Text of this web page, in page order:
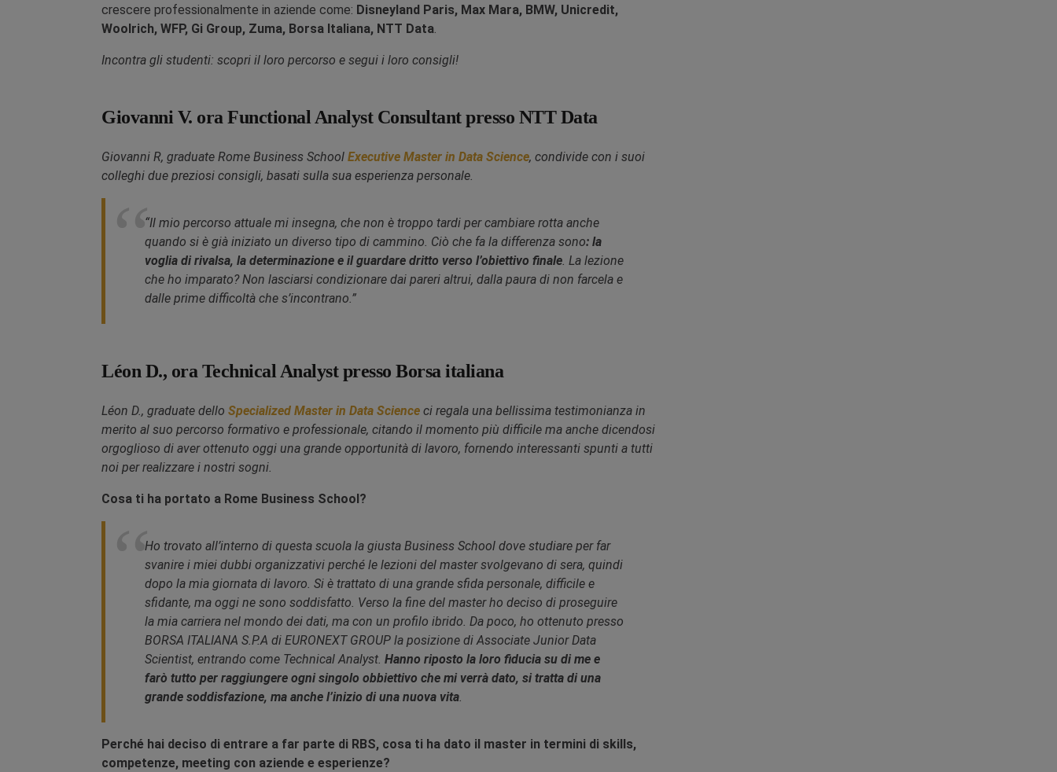
crescere professionalmente in aziende come: Disneyland Paris, Max Mara, BMW, Unicredit,
Woolrich, WFP, Gi Group, Zuma, Borsa Italiana, NTT Data.
Incontra gli studenti: scopri il loro percorso e segui i loro consigli!
Giovanni V. ora Functional Analyst Consultant presso NTT Data
Giovanni R, graduate Rome Business School Executive Master in Data Science, condivide con i suoi
colleghi due preziosi consigli, basati sulla sua esperienza personale.
“Il mio percorso attuale mi insegna, che non è troppo tardi per cambiare rotta anche
quando si è già iniziato un diverso tipo di cammino. Ciò che fa la differenza sono: la
voglia di rivalsa, la determinazione e il guardare dritto verso l’obiettivo finale. La lezione
che ho imparato? Non lasciarsi condizionare dai pareri altrui, dalla paura di non farcela e
dalle prime difficoltà che s’incontrano.”
Léon D., ora Technical Analyst presso Borsa italiana
Léon D., graduate dello Specialized Master in Data Science ci regala una bellissima testimonianza in
merito al suo percorso formativo e professionale, citando il momento più difficile ma anche dicendosi
orgoglioso di aver ottenuto oggi una grande opportunità di lavoro, fornendo interessanti spunti a tutti
noi per realizzare i nostri sogni.
Cosa ti ha portato a Rome Business School?
Ho trovato all’interno di questa scuola la giusta Business School dove studiare per far
svanire i miei dubbi organizzativi perché le lezioni del master svolgevano di sera, quindi
dopo la mia giornata di lavoro. Si è trattato di una grande sfida personale, difficile e
sfidante, ma oggi ne sono soddisfatto. Verso la fine del master ho deciso di proseguire
la mia carriera nel mondo dei dati, ma con un profilo ibrido. Da poco, ho ottenuto presso
BORSA ITALIANA S.P.A di EURONEXT GROUP la posizione di Associate Junior Data
Scientist, entrando come Technical Analyst. Hanno riposto la loro fiducia su di me e
farò tutto per raggiungere ogni singolo obbiettivo che mi verrà dato, si tratta di una
grande soddisfazione, ma anche l’inizio di una nuova vita.
Perché hai deciso di entrare a far parte di RBS, cosa ti ha dato il master in termini di skills,
competenze, meeting con aziende e esperienze?